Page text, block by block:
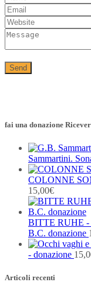
fai una donazione
Sammartini.
COLONNE
15,00€
BITTE RUHE -
B.C. donazione
- donazione
Articoli recenti